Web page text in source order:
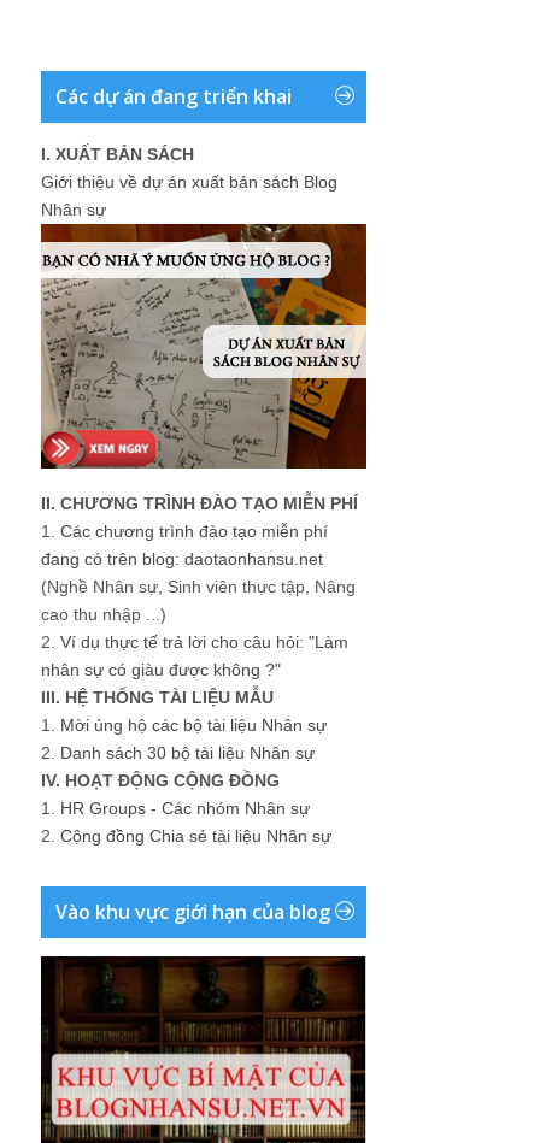
Các dự án đang triển khai
I. XUẤT BẢN SÁCH
Giới thiệu về dự án xuất bản sách Blog
Nhân sự
II. CHƯƠNG TRÌNH ĐÀO TẠO MIỄN PHÍ
1. Các chương trình đào tạo miễn phí
đang có trên blog: daotaonhansu.net
(Nghề Nhân sự, Sinh viên thực tập, Nâng
cao thu nhập ...)
2. Ví dụ thực tế trả lời cho câu hỏi: "Làm
nhân sự có giàu được không ?"
III. HỆ THỐNG TÀI LIỆU MẪU
1. Mời ủng hộ các bộ tài liệu Nhân sự
2. Danh sách 30 bộ tài liệu Nhân sự
IV. HOẠT ĐỘNG CỘNG ĐỒNG
1. HR Groups - Các nhóm Nhân sự
2. Cộng đồng Chia sẻ tài liệu Nhân sự
Vào khu vực giới hạn của blog